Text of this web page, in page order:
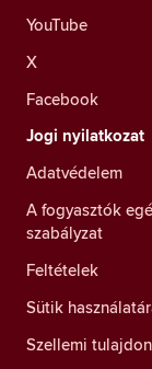
YouTube
X
Facebook
Jogi nyilatkozat
Adatvédelem
A fogyasztók
szabályzat
Feltételek
Sütik
Szellemi tulajdon